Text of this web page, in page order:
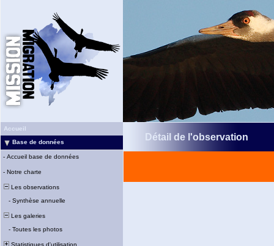
Accueil
Base de données
- Accueil base de données
- Notre charte
Les observations
- Synthèse annuelle
Les galeries
- Toutes les photos
Statistiques d'utilisation
Détail de l'observation